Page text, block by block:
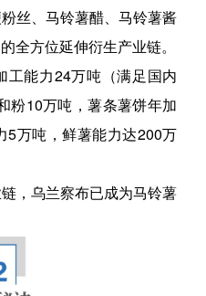
丝、马铃薯醋、马铃薯酱
全方位延伸衍生产业链。
工能力24万吨（满足国内
粉10万吨，薯条薯饼年加
5万吨，鲜薯能力达200万
，乌兰察布已成为马铃薯